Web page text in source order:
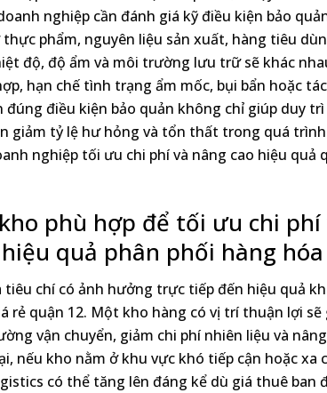
nghiệp cần đánh giá kỹ điều kiện bảo
phẩm, nguyên liệu sản xuất, hàng tiêu
độ, độ ẩm và môi trường lưu trữ sẽ khác
hạn chế tình trạng ẩm mốc, bụi bẩn hoặc
điều kiện bảo quản không chỉ giúp duy
giảm tỷ lệ hư hỏng và tổn thất trong quá
nghiệp tối ưu chi phí và nâng cao hiệu quả
phù hợp để tối ưu chi phí
quả phân phối hàng hóa
tiêu chí có ảnh hưởng trực tiếp đến hiệu quả
rẻ quận 12. Một kho hàng có vị trí thuận lợi sẽ
vận chuyển, giảm chi phí nhiên liệu và
nếu kho nằm ở khu vực khó tiếp cận hoặc xa
có thể tăng lên đáng kể dù giá thuê ban